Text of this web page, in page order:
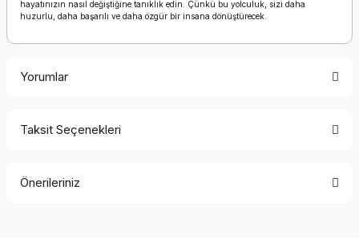
hayatınızın nasıl değiştiğine tanıklık edin. Çünkü bu yolculuk, sizi daha
huzurlu, daha başarılı ve daha özgür bir insana dönüştürecek.
Yorumlar
Taksit Seçenekleri
Önerileriniz